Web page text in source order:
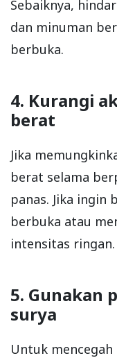
Sebaiknya,
dan minuman
berbuka.
4. Kurangi
berat
Jika
berat selama
panas. Jika ingin
berbuka atau
intensitas ringan.
5. Gunakan
surya
Untuk